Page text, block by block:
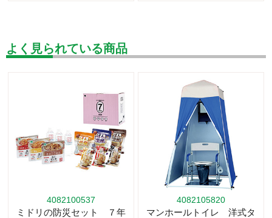
よく見られている商品
4082100537
ミドリの防災セット ７年
4082105820
マンホールトイレ 洋式タ